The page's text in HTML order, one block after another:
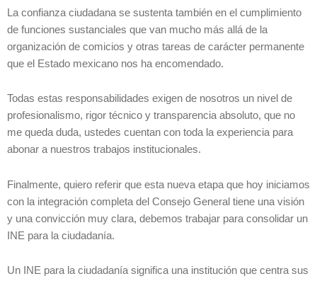
La confianza ciudadana se sustenta también en el cumplimiento
de funciones sustanciales que van mucho más allá de la
organización de comicios y otras tareas de carácter permanente
que el Estado mexicano nos ha encomendado.
Todas estas responsabilidades exigen de nosotros un nivel de
profesionalismo, rigor técnico y transparencia absoluto, que no
me queda duda, ustedes cuentan con toda la experiencia para
abonar a nuestros trabajos institucionales.
Finalmente, quiero referir que esta nueva etapa que hoy iniciamos
con la integración completa del Consejo General tiene una visión
y una convicción muy clara, debemos trabajar para consolidar un
INE para la ciudadanía.
Un INE para la ciudadanía significa una institución que centra sus